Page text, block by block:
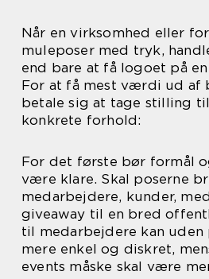
Når en virksomhed eller
muleposer med tryk,
end bare at få logoet på
For at få mest værdi ud af
betale sig at tage stilling
konkrete forhold:
For det første bør formål
være klare. Skal poserne
medarbejdere, kunder,
giveaway til en bred
til medarbejdere kan
mere enkel og diskret,
events måske skal være